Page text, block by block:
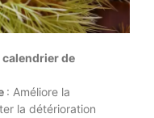
calendrier de
: Améliore la
la détérioration